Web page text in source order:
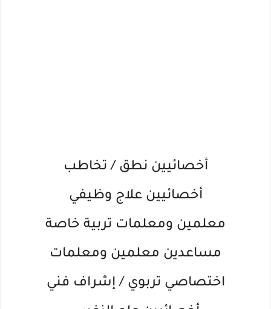
أخصائيين نطق / تخاطب
أخصائيين علاج وظيفي
معلمين ومعلمات تربية خاصة
مساعدين معلمين ومعلمات
اختصاصي تربوي / إشراف فني